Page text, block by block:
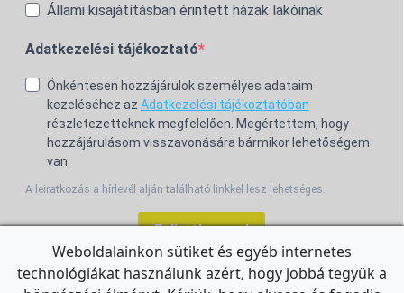
Állami kisajátításban érintett házak lakóinak
Adatkezelési tájékoztató
Önkéntesen hozzájárulok személyes adataim
kezeléséhez az Adatkezelési tájékoztatóban
részletezetteknek megfelelően. Megértettem, hogy
hozzájárulásom visszavonására bármikor lehetőségem
van.
A leiratkozás a hírlevél alján található linkkel lesz lehetséges.
Feliratkozom!
Weboldalainkon sütiket és egyéb internetes
technológiákat használunk azért, hogy jobbá tegyük a